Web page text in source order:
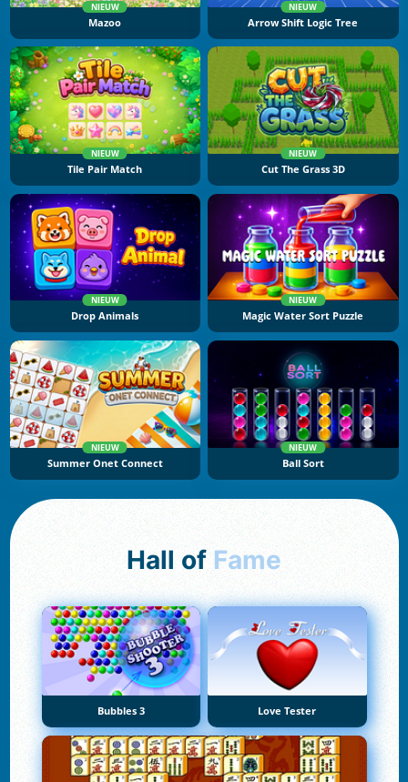
NIEUW
Mazoo
NIEUW
Arrow Shift Logic Tree
NIEUW
Tile Pair Match
NIEUW
Cut The Grass 3D
NIEUW
Drop Animals
NIEUW
Magic Water Sort Puzzle
NIEUW
Summer Onet Connect
NIEUW
Ball Sort
Hall of Fame
Bubbles 3 Love Tester